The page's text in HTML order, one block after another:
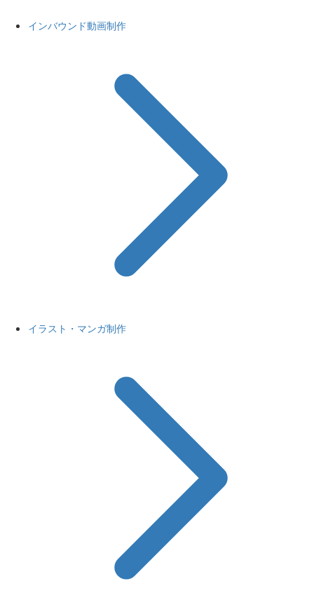
インバウンド動画制作
イラスト・マンガ制作